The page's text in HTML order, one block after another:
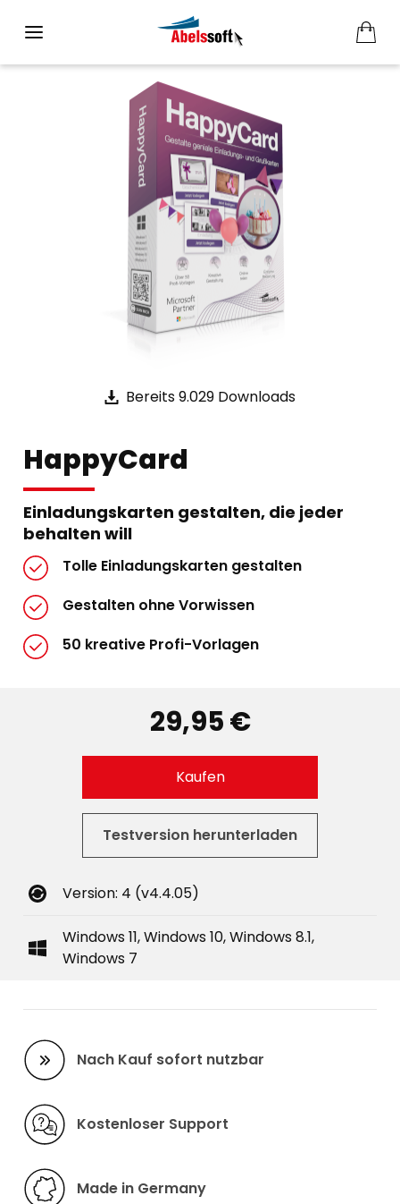
Bereits 9.029 Downloads
HappyCard
Einladungskarten gestalten, die jeder
behalten will
Tolle Einladungskarten gestalten
Gestalten ohne Vorwissen
50 kreative Profi-Vorlagen
29,95 €
Kaufen
Testversion herunterladen
Version: 4 (v4.4.05)
Windows 11, Windows 10, Windows 8.1,
Windows 7
Nach Kauf sofort nutzbar
Kostenloser Support
Made in Germany